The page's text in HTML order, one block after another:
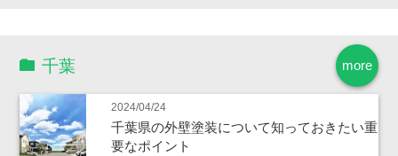
more
千葉
2024/04/24
千葉県の外壁塗装について知っておきたい重
要なポイント